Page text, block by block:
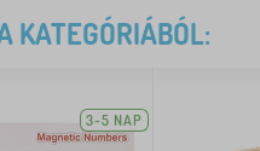
KATEGÓRIÁBÓL:
3-5 NAP